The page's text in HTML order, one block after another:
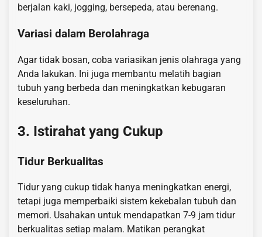
berjalan kaki, jogging, bersepeda, atau berenang.
Variasi dalam Berolahraga
Agar tidak bosan, coba variasikan jenis olahraga yang
Anda lakukan. Ini juga membantu melatih bagian
tubuh yang berbeda dan meningkatkan kebugaran
keseluruhan.
3. Istirahat yang Cukup
Tidur Berkualitas
Tidur yang cukup tidak hanya meningkatkan energi,
tetapi juga memperbaiki sistem kekebalan tubuh dan
memori. Usahakan untuk mendapatkan 7-9 jam tidur
berkualitas setiap malam. Matikan perangkat